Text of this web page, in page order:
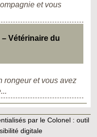
et vous
Vétérinaire du
rongeur et vous avez
par le Colonel : outil
digitale